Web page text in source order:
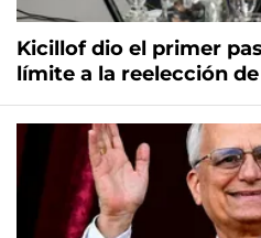
Kicillof dio el primer
límite a la reelección